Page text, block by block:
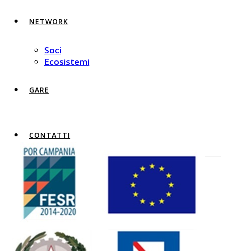
NETWORK
Soci
Ecosistemi
GARE
CONTATTI